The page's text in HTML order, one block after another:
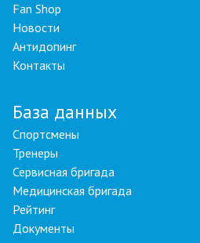
Fan Shop
Новости
Антидопинг
Контакты
База данных
Спортсмены
Тренеры
Сервисная бригада
Медицинская бригада
Рейтинг
Документы